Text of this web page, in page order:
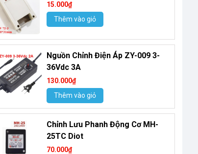
15.000₫
Thêm vào giỏ
Nguồn Chỉnh Điện Áp ZY-009 3-
36Vdc 3A
130.000₫
Thêm vào giỏ
Chỉnh Lưu Phanh Động Cơ MH-
25TC Diot
70.000₫